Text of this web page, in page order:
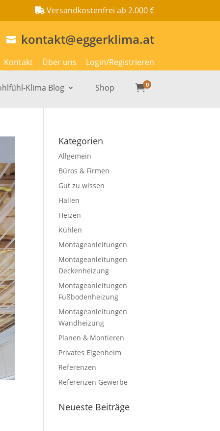
Versandkostenfrei ab 2.000 €
 kontakt@eggerklima.at
Kontakt Über uns Login/Registrieren
Klima Blog Shop 0
Kategorien
Allgemein
Büros & Firmen
Gut zu wissen
Hallen
Heizen
Kühlen
Montageanleitungen
Montageanleitungen
Deckenheizung
Montageanleitungen
Fußbodenheizung
Montageanleitungen
Wandheizung
Planen & Montieren
Privates Eigenheim
Referenzen
Referenzen Gewerbe
Neueste Beiträge